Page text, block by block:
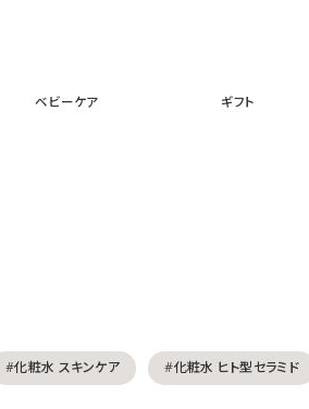
ベビーケア ギフト
#化粧水 スキンケア #化粧水 ヒト型セラミド